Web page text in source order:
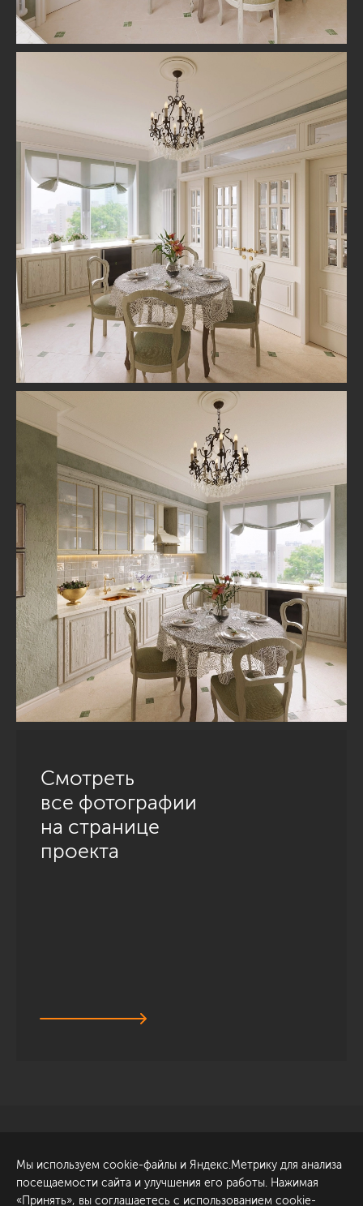
Смотреть
все фотографии
на странице
проекта
Обсудить проект
ул. Академика Павлова, 6
к1
Мы используем cookie-файлы и Яндекс.Метрику для анализа
посещаемости сайта и улучшения его работы. Нажимая
«Принять», вы соглашаетесь с использованием cookie-